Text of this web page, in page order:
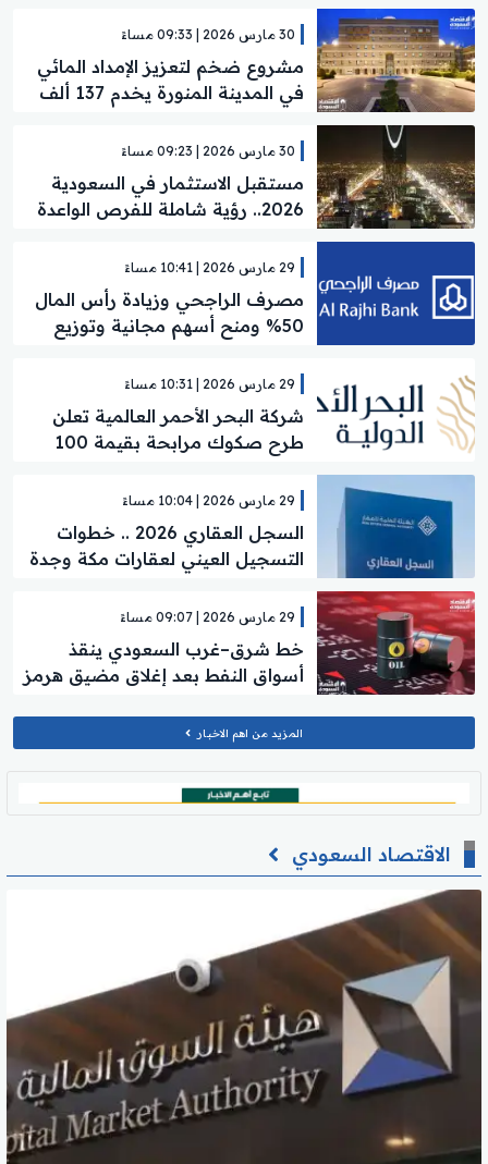
30 مارس 2026 | 09:33 مساءً
مشروع ضخم لتعزيز الإمداد المائي
في المدينة المنورة يخدم 137 ألف
30 مارس 2026 | 09:23 مساءً
مستقبل الاستثمار في السعودية
2026.. رؤية شاملة للفرص الواعدة
29 مارس 2026 | 10:41 مساءً
مصرف الراجحي وزيادة رأس المال
50% ومنح أسهم مجانية وتوزيع
29 مارس 2026 | 10:31 مساءً
شركة البحر الأحمر العالمية تعلن
طرح صكوك مرابحة بقيمة 100
29 مارس 2026 | 10:04 مساءً
السجل العقاري 2026 .. خطوات
التسجيل العيني لعقارات مكة وجدة
29 مارس 2026 | 09:07 مساءً
خط شرق–غرب السعودي ينقذ
أسواق النفط بعد إغلاق مضيق هرمز
المزيد من اهم الاخبار
الاقتصاد السعودي